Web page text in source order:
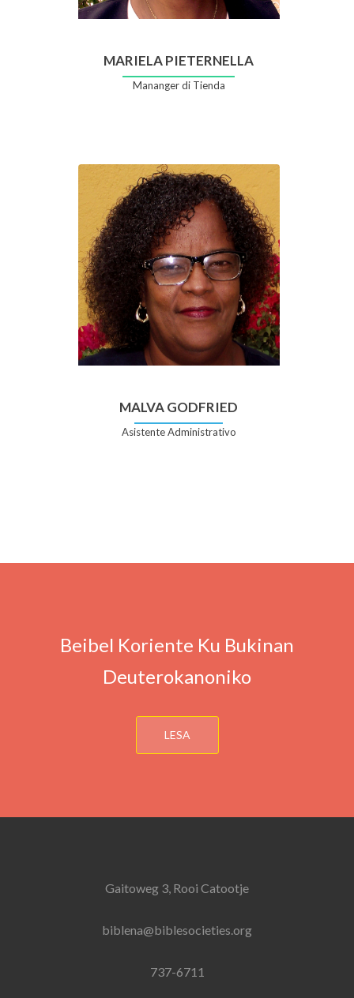
MARIELA PIETERNELLA
Mananger di Tienda
MALVA GODFRIED
Asistente Administrativo
Beibel Koriente Ku Bukinan
Deuterokanoniko
LESA
Gaitoweg 3, Rooi Catootje
biblena@biblesocieties.org
737-6711